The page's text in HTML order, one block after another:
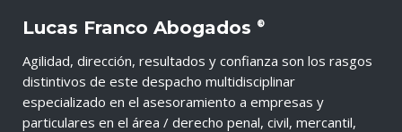
Lucas Franco Abogados ®
Agilidad, dirección, resultados y confianza son los rasgos
distintivos de este despacho multidisciplinar
especializado en el asesoramiento a empresas y
particulares en el área / derecho penal, civil, mercantil,